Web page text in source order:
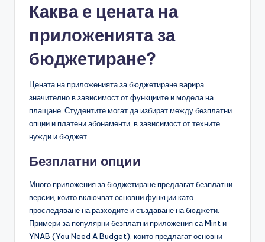
Каква е цената на
приложенията за
бюджетиране?
Цената на приложенията за бюджетиране варира
значително в зависимост от функциите и модела на
плащане. Студентите могат да избират между безплатни
опции и платени абонаменти, в зависимост от техните
нужди и бюджет.
Безплатни опции
Много приложения за бюджетиране предлагат безплатни
версии, които включват основни функции като
проследяване на разходите и създаване на бюджети.
Примери за популярни безплатни приложения са Mint и
YNAB (You Need A Budget), които предлагат основни